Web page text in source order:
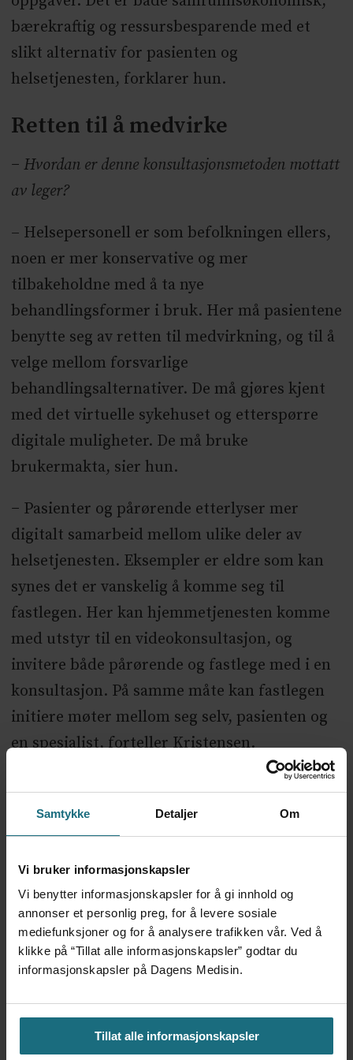
Samtykke Detaljer Om
Vi bruker informasjonskapsler
Vi benytter informasjonskapsler for å gi innhold og
annonser et personlig preg, for å levere sosiale
mediefunksjoner og for å analysere trafikken vår. Ved å
klikke på “Tillat alle informasjonskapsler” godtar du
informasjonskapsler på Dagens Medisin.
Tillat alle informasjonskapsler
bærekraftig og ressursbesparende med et
slikt alternativ for pasienten og
helsetjenesten, forklarer hun.
Retten til å medvirke
− Hvordan er denne konsultasjonsmetoden mottatt
av leger?
– Helsepersonell er som befolkningen ellers,
noen er mer konservative og mer
tilbakeholdne med å ta nye
behandlingsformer i bruk. Her må pasientene
benytte seg av retten til medvirkning, og til å
velge mellom forsvarlige
behandlingsalternativer. De må gjøres kjent
med det virtuelle sykehuset og etterspørre
digitale muligheter. De må bruke
brukermakta, sier hun.
− Pasienter og pårørende etterlyser mer
digitalt samarbeid mellom ulike deler av
helsetjenesten. Eksempler er eldre som kan
synes det er vanskelig å komme seg til
fastlegen. Her kan hjemmetjenesten komme
med utstyr til en videokonsultasjon, og
invitere både pårørende og fastlege med i en
konsultasjon. På samme måte kan fastlegen
initiere møter mellom seg selv, pasienten og
en spesialist, forteller Kristensen.
En ønsket utvikling
Anne Lise Kristensen nevner både digital
hjemmesykehus, som løsninger de jobber
med.
−For pasientene bør det være sykehus når du
må, og hjemmesykehus når du vil. Pasienter
har beskrevet at man på sykehus lett blir 80
prosent pasient og 20 prosent deg selv, men
er du hjemme er du 20 prosent syk og 80